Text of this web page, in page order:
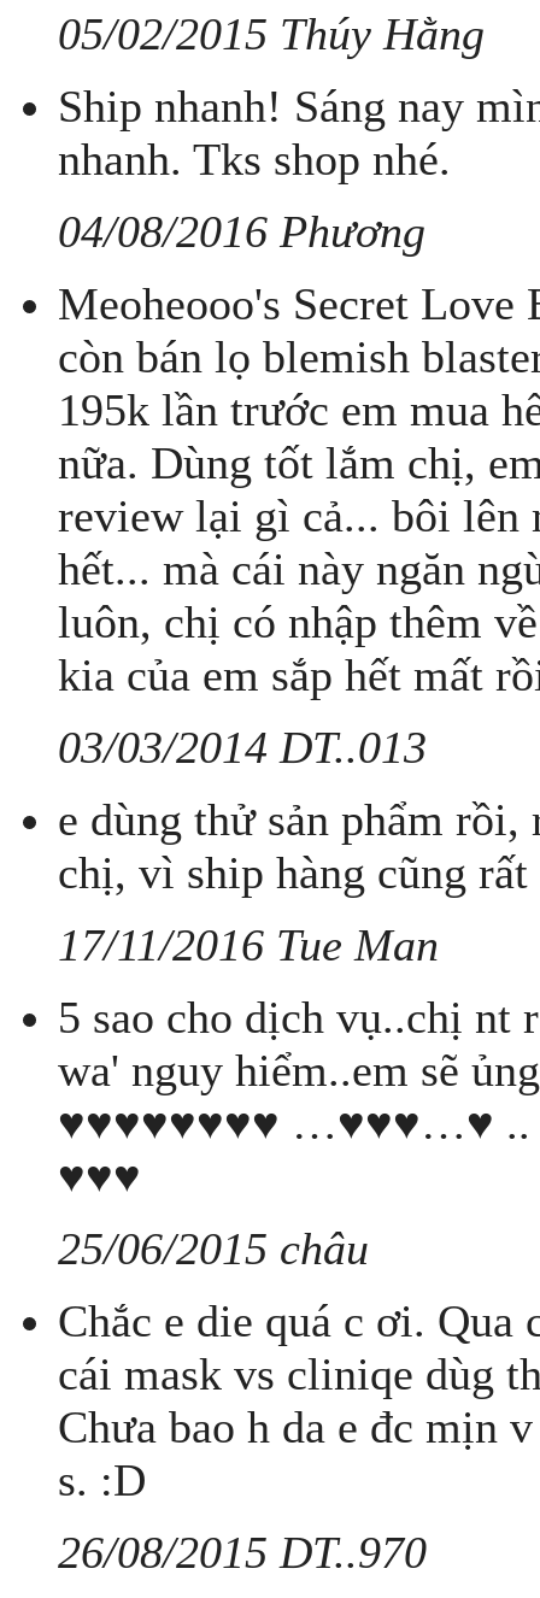
05/02/2015 Thúy Hằng
Ship nhanh! Sáng nay
nhanh. Tks shop nhé.
04/08/2016 Phương
Meoheooo's Secret
còn bán lọ blemish
195k lần trước em mua
nữa. Dùng tốt lắm chị,
review lại gì cả... bôi lên
hết... mà cái này ngăn
luôn, chị có nhập thêm
kia của em sắp hết mất
03/03/2014 DT..013
e dùng thử sản phẩm
chị, vì ship hàng cũng rất
17/11/2016 Tue Man
5 sao cho dịch vụ..chị nt
wa' nguy hiểm..em sẽ
♥♥♥♥♥♥♥♥
♥♥♥
25/06/2015 châu
Chắc e die quá c ơi.
cái mask vs cliniqe dùg
Chưa bao h da e đc mịn
s. :D
26/08/2015 DT..970